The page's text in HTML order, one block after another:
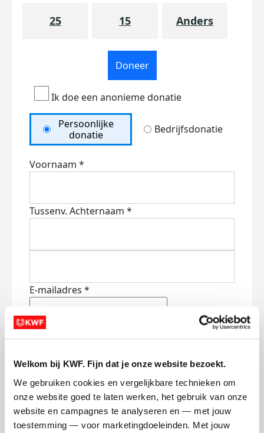
Welkom bij KWF. Fijn dat je onze website bezoekt.
We gebruiken cookies en vergelijkbare technieken om
onze website goed te laten werken, het gebruik van onze
website en campagnes te analyseren en — met jouw
toestemming — voor marketingdoeleinden. Met jouw
25 15 Anders
Doneer
Ik doe een anonieme donatie
Persoonlijke
donatie
Bedrijfsdonatie
Voornaam *
Tussenv. Achternaam *
E-mailadres *
Mobiel nummer
Ik blijf graag op de hoogte van nieuws,
acties en manieren waarop ik kan
bijdragen aan KWF via:
E-mail